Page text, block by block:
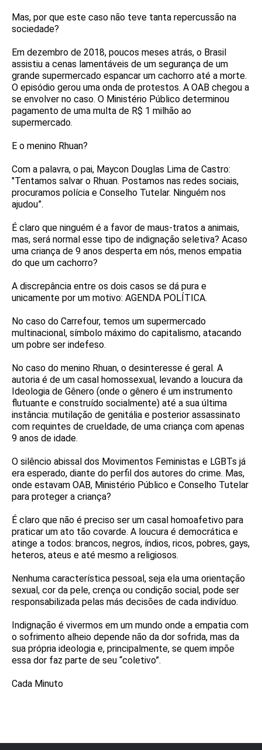
Mas, por que este caso não teve tanta repercussão na
sociedade?
Em dezembro de 2018, poucos meses atrás, o Brasil
assistiu a cenas lamentáveis de um segurança de um
grande supermercado espancar um cachorro até a morte.
O episódio gerou uma onda de protestos. A OAB chegou a
se envolver no caso. O Ministério Público determinou
pagamento de uma multa de R$ 1 milhão ao
supermercado.
E o menino Rhuan?
Com a palavra, o pai, Maycon Douglas Lima de Castro:
"Tentamos salvar o Rhuan. Postamos nas redes sociais,
procuramos polícia e Conselho Tutelar. Ninguém nos
ajudou”.
É claro que ninguém é a favor de maus-tratos a animais,
mas, será normal esse tipo de indignação seletiva? Acaso
uma criança de 9 anos desperta em nós, menos empatia
do que um cachorro?
A discrepância entre os dois casos se dá pura e
unicamente por um motivo: AGENDA POLÍTICA.
No caso do Carrefour, temos um supermercado
multinacional, símbolo máximo do capitalismo, atacando
um pobre ser indefeso.
No caso do menino Rhuan, o desinteresse é geral. A
autoria é de um casal homossexual, levando a loucura da
Ideologia de Gênero (onde o gênero é um instrumento
flutuante e construído socialmente) até a sua última
instância: mutilação de genitália e posterior assassinato
com requintes de crueldade, de uma criança com apenas
9 anos de idade.
O silêncio abissal dos Movimentos Feministas e LGBTs já
era esperado, diante do perfil dos autores do crime. Mas,
onde estavam OAB, Ministério Público e Conselho Tutelar
para proteger a criança?
É claro que não é preciso ser um casal homoafetivo para
praticar um ato tão covarde. A loucura é democrática e
atinge a todos: brancos, negros, índios, ricos, pobres, gays,
heteros, ateus e até mesmo a religiosos.
Nenhuma característica pessoal, seja ela uma orientação
sexual, cor da pele, crença ou condição social, pode ser
responsabilizada pelas más decisões de cada indivíduo.
Indignação é vivermos em um mundo onde a empatia com
o sofrimento alheio depende não da dor sofrida, mas da
sua própria ideologia e, principalmente, se quem impõe
essa dor faz parte de seu “coletivo”.
Cada Minuto